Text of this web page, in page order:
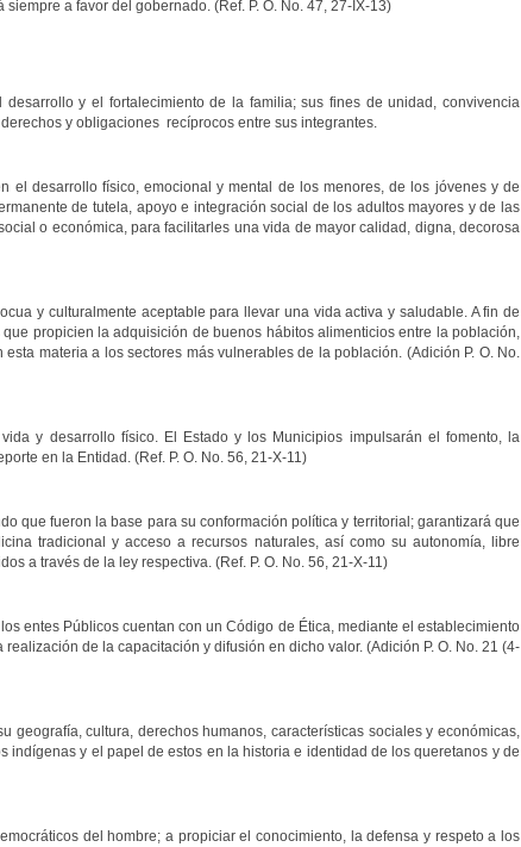
a favor del gobernado. (Ref. P. O. No. 47, 27-IX-13)
y el fortalecimiento de la familia; sus fines de unidad, convivencia
y obligaciones recíprocos entre sus integrantes.
el desarrollo físico, emocional y mental de los menores, de los jóvenes y de
de tutela, apoyo e integración social de los adultos mayores y de las
o económica, para facilitarles una vida de mayor calidad, digna, decorosa
y culturalmente aceptable para llevar una vida activa y saludable. A fin de
propicien la adquisición de buenos hábitos alimenticios entre la población,
materia a los sectores más vulnerables de la población. (Adición P. O. No.
y desarrollo físico. El Estado y los Municipios impulsarán el fomento, la
en la Entidad. (Ref. P. O. No. 56, 21-X-11)
que fueron la base para su conformación política y territorial; garantizará que
tradicional y acceso a recursos naturales, así como su autonomía, libre
a través de la ley respectiva. (Ref. P. O. No. 56, 21-X-11)
entes Públicos cuentan con un Código de Ética, mediante el establecimiento
de la capacitación y difusión en dicho valor. (Adición P. O. No. 21 (4-
cultura, derechos humanos, características sociales y económicas,
y el papel de estos en la historia e identidad de los queretanos y de
del hombre; a propiciar el conocimiento, la defensa y respeto a los